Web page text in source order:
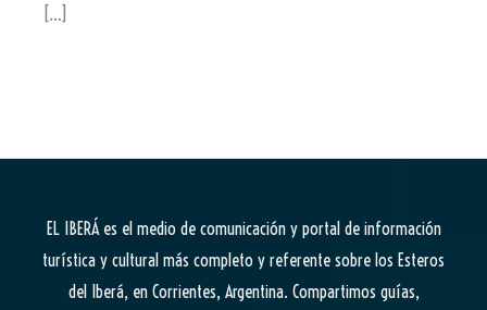
[…]
EL IBERÁes el medio de comunicación y portal de información
turística y cultural más completo y referente sobre los Esteros
del Iberá, en Corrientes, Argentina. Compartimos guías,